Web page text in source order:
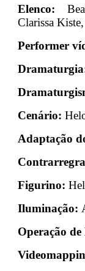
Elenco:
Clarissa
Performer
Cenário:
Adaptação
Figurino:
Iluminação:
Operação